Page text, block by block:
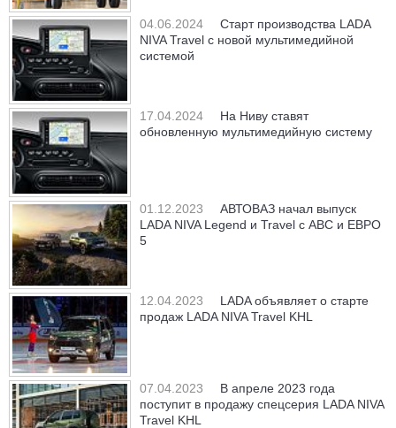
04.06.2024
Старт производства LADA
NIVA Travel с новой мультимедийной
системой
17.04.2024
На Ниву ставят
обновленную мультимедийную систему
01.12.2023
АВТОВАЗ начал выпуск
LADA NIVA Legend и Travel с АВС и ЕВРО
5
12.04.2023
LADA объявляет о старте
продаж LADA NIVA Travel KHL
07.04.2023
В апреле 2023 года
поступит в продажу спецсерия LADA NIVA
Travel KHL